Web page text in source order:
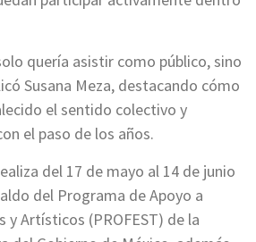
quería asistir como público, sino
Susana Meza, destacando cómo
el sentido colectivo y
el paso de los años.
del 17 de mayo al 14 de junio
del Programa de Apoyo a
y Artísticos (PROFEST) de la